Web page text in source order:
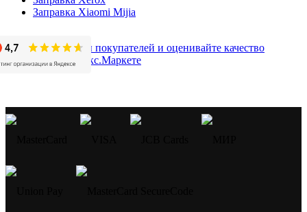
Заправка Xiaomi Mijia